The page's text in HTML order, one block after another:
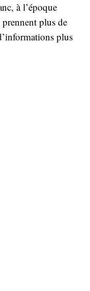
à l’époque
prennent plus de
plus